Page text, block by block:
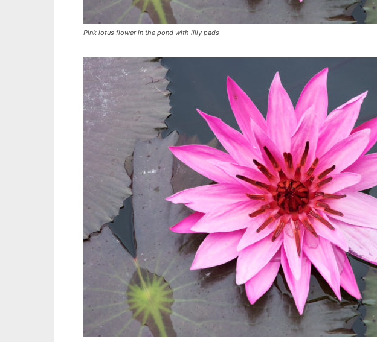
Pink lotus flower in the pond with lilly pads